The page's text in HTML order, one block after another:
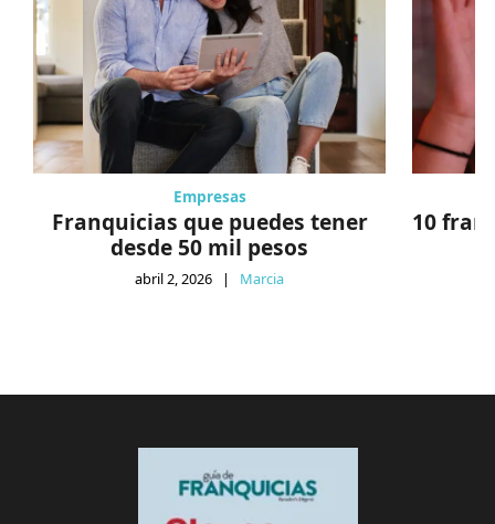
Empresas
Franquicias que puedes tener
desde 50 mil pesos
abril 2, 2026 | Marcia
10